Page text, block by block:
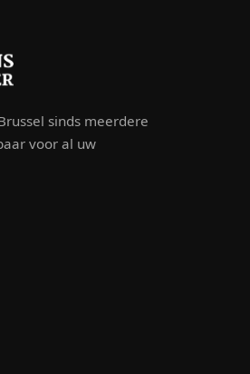
sinds meerdere
voor al uw